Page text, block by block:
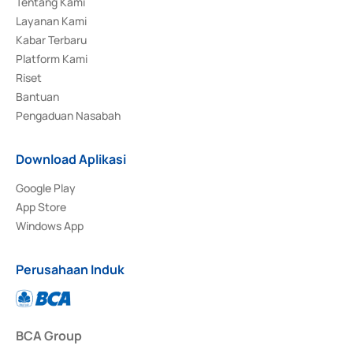
Layanan Kami
Kabar Terbaru
Platform Kami
Riset
Bantuan
Pengaduan Nasabah
Download Aplikasi
Google Play
App Store
Windows App
Perusahaan Induk
BCA Group